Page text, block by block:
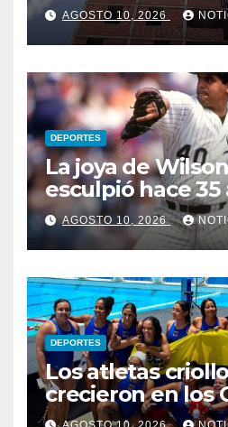
AGOSTO 10, 2026
DEPORTES
La joya de
esculpió hace 35
AGOSTO 10, 2026
DEPORTES
Los atletas
crecieron en los